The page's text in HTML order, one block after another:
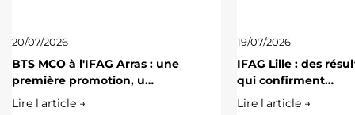
20/07/2026
BTS MCO à l'IFAG Arras : une
première promotion, u…
Lire l'article →
19/07/2026
IFAG Lille : des
qui confirment…
Lire l'article →